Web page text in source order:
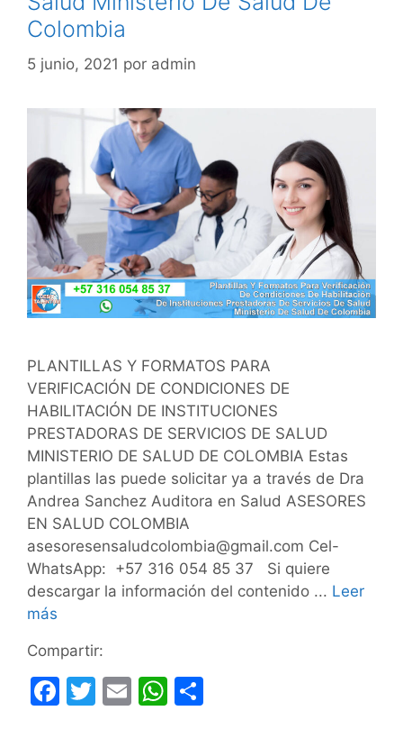
Colombia
5 junio, 2021 por admin
PLANTILLAS Y FORMATOS PARA
VERIFICACIÓN DE CONDICIONES DE
HABILITACIÓN DE INSTITUCIONES
PRESTADORAS DE SERVICIOS DE SALUD
MINISTERIO DE SALUD DE COLOMBIA Estas
plantillas las puede solicitar ya a través de Dra
Andrea Sanchez Auditora en Salud ASESORES
EN SALUD COLOMBIA
asesoresensaludcolombia@gmail.com Cel-
WhatsApp: +57 316 054 85 37 Si quiere
descargar la información del contenido ... Leer
más
Compartir:
F
T
E
W